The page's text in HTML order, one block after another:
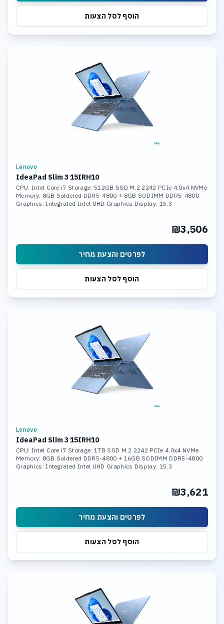
הוסף לסל הצעות
Lenovo
IdeaPad Slim 3 15IRH10
CPU: Intel Core i7 Storage: 512GB SSD M.2 2242 PCIe 4.0x4 NVMe
Memory: 8GB Soldered DDR5-4800 + 8GB SODIMM DDR5-4800
Graphics: Integrated Intel UHD Graphics Display: 15.3
₪3,506
לפרטים והצעת מחיר
הוסף לסל הצעות
Lenovo
IdeaPad Slim 3 15IRH10
CPU: Intel Core i7 Storage: 1TB SSD M.2 2242 PCIe 4.0x4 NVMe
Memory: 8GB Soldered DDR5-4800 + 16GB SODIMM DDR5-4800
Graphics: Integrated Intel UHD Graphics Display: 15.3
₪3,621
לפרטים והצעת מחיר
הוסף לסל הצעות